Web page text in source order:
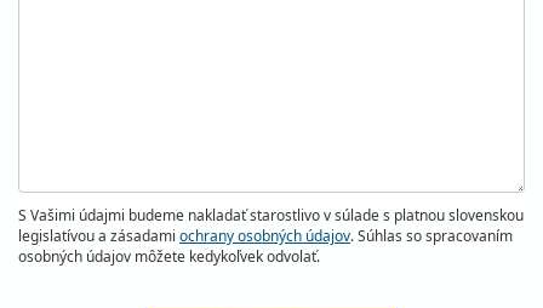
S Vašimi údajmi budeme nakladať starostlivo v súlade s platnou slovenskou
legislatívou a zásadami ochrany osobných údajov. Súhlas so spracovaním
osobných údajov môžete kedykoľvek odvolať.